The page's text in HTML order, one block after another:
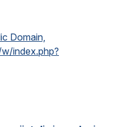
Domain,
index.php?